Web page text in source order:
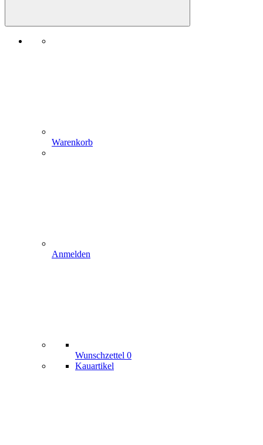
Warenkorb
Anmelden
Wunschzettel 0
Kauartikel